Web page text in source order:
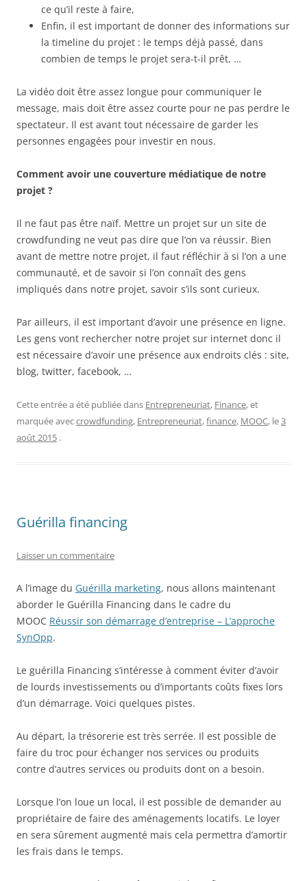
ce qu’il reste à faire,
Enfin, il est important de donner des informations sur
la timeline du projet : le temps déjà passé, dans
combien de temps le projet sera-t-il prêt, …
La vidéo doit être assez longue pour communiquer le
message, mais doit être assez courte pour ne pas perdre le
spectateur. Il est avant tout nécessaire de garder les
personnes engagées pour investir en nous.
Comment avoir une couverture médiatique de notre
projet ?
Il ne faut pas être naïf. Mettre un projet sur un site de
crowdfunding ne veut pas dire que l’on va réussir. Bien
avant de mettre notre projet, il faut réfléchir à si l’on a une
communauté, et de savoir si l’on connaît des gens
impliqués dans notre projet, savoir s’ils sont curieux.
Par ailleurs, il est important d’avoir une présence en ligne.
Les gens vont rechercher notre projet sur internet donc il
est nécessaire d’avoir une présence aux endroits clés : site,
blog, twitter, facebook, …
Cette entrée a été publiée dans Entrepreneuriat, Finance, et
marquée aveccrowdfunding, Entrepreneuriat,finance, MOOC, le3
août 2015 .
Guérilla financing
Laisser un commentaire
A l’image du Guérilla marketing, nous allons maintenant
aborder le Guérilla Financing dans le cadre du
MOOC Réussir son démarrage d’entreprise – L’approche
SynOpp.
Le guérilla Financing s’intéresse à comment éviter d’avoir
de lourds investissements ou d’importants coûts fixes lors
d’un démarrage. Voici quelques pistes.
Au départ, la trésorerie est très serrée. Il est possible de
faire du troc pour échanger nos services ou produits
contre d’autres services ou produits dont on a besoin.
Lorsque l’on loue un local, il est possible de demander au
propriétaire de faire des aménagements locatifs. Le loyer
en sera sûrement augmenté mais cela permettra d’amortir
les frais dans le temps.